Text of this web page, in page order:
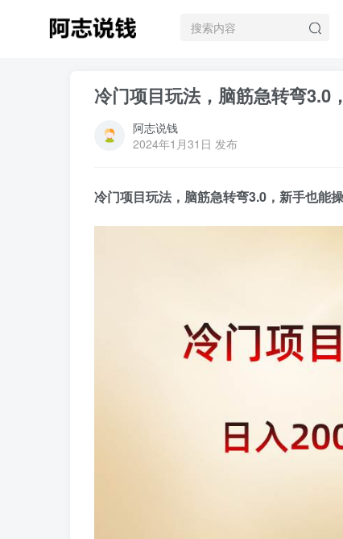
冷门项目玩法，脑筋急转弯3.0
阿志说钱
2024年1月31日 发布
冷门项目玩法，脑筋急转弯3.0，新手也能